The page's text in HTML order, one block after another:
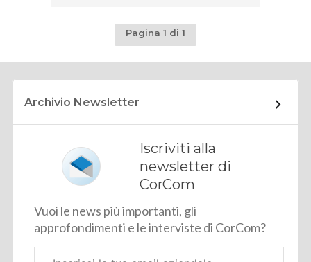
Pagina 1 di 1
Archivio Newsletter
Iscriviti alla
newsletter di
CorCom
Vuoi le news più importanti, gli
approfondimenti e le interviste di CorCom?